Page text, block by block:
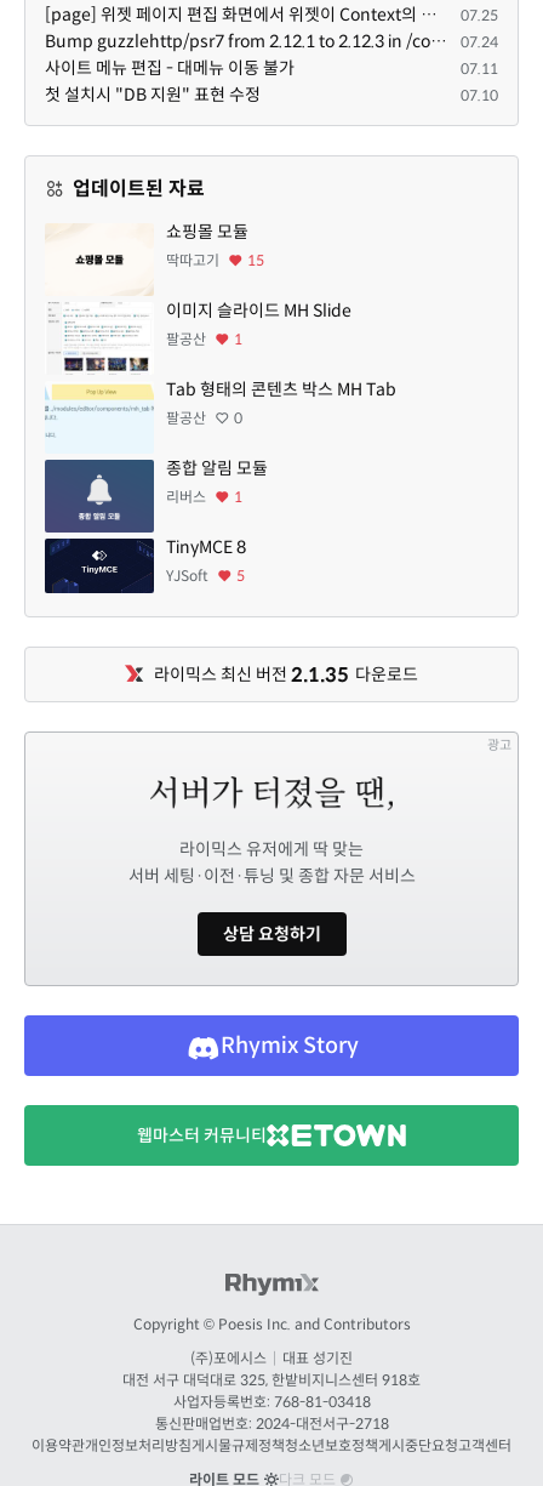
[page] 위젯 페이지 편집 화면에서 위젯이 Context의 module_info를 덮어쓰면 저장이 ERR_ACT_IS_NOT_STANDALONE으로 실패 07.25
Bump guzzlehttp/psr7 from 2.12.1 to 2.12.3 in /common 07.24
사이트 메뉴 편집 - 대메뉴 이동 불가 07.11
첫 설치시 "DB 지원" 표현 수정 07.10
업데이트된 자료
쇼핑몰 모듈
딱따고기 15
이미지 슬라이드 MH Slide
팔공산 1
Tab 형태의 콘텐츠 박스 MH Tab
팔공산 0
종합 알림 모듈
리버스 1
TinyMCE 8
YJSoft 5
라이믹스 최신 버전 2.1.35 다운로드
광고
라이믹스 유저에게 딱 맞는
서버 세팅·이전·튜닝 및 종합 자문 서비스
상담 요청하기
Rhymix Story
웹마스터 커뮤니티
Copyright © Poesis Inc. and Contributors
(주)포에시스
대표 성기진
대전 서구 대덕대로 325, 한밭비지니스센터 918호
사업자등록번호: 768-81-03418
통신판매업번호: 2024-대전서구-2718
이용약관개인정보처리방침게시물규제정책청소년보호정책게시중단요청고객센터
라이트 모드
다크 모드